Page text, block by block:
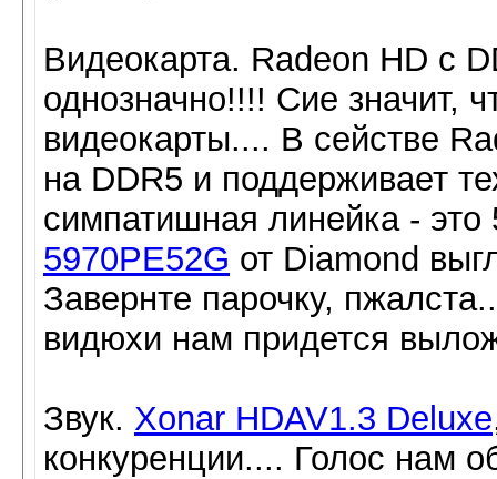
Видеокарта. Radeon HD c
однозначно!!!! Сие значит,
видеокарты.... В сействе
на DDR5 и поддерживает
симпатишная линейка - это
5970PE52G от Diamond
Завернте парочку,
видюхи нам придется
Звук. Xonar HDAV1.3 Deluxe
конкуренции.... Голос нам